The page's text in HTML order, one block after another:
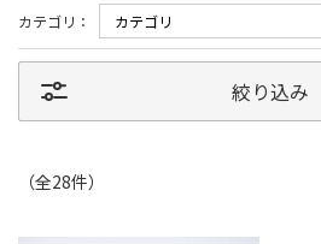
カテゴリ：
絞り込み
（全28件）